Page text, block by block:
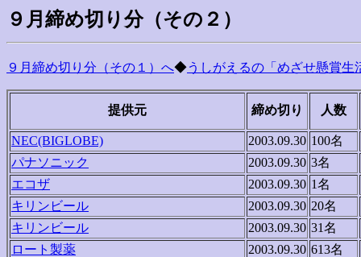
９月締め切り分（その２）
９月締め切り分（その１）へ◆うしがえるの「めざせ懸賞生
提供元 締め切り 人数
NEC(BIGLOBE) 2003.09.30 100名
パナソニック
2003.09.30 3名
エコザ
2003.09.30 1名
キリンビール
2003.09.30 20名
キリンビール
2003.09.30 31名
ロート製薬
2003.09.30 613名